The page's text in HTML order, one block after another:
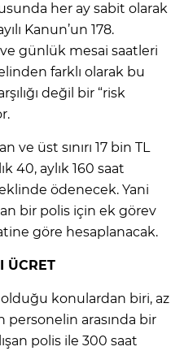
her ay sabit olarak
Kanun’un 178.
günlük mesai saatleri
farklı olarak bu
değil bir “risk
ve üst sınırı 17 bin TL
40, aylık 160 saat
ödenecek. Yani
bir polis için ek görev
göre hesaplanacak.
ÜCRET
konulardan biri, az
personelin arasında bir
polis ile 300 saat